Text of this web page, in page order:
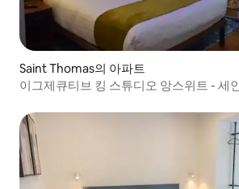
Saint Thomas의 아파트
이그제큐티브 킹 스튜디오 앙스위트 - 세